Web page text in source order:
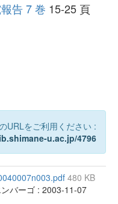
告 7 巻 15-25 頁
URLをご利用ください :
u.ac.jp/4796
480 KB
バーゴ : 2003-11-07